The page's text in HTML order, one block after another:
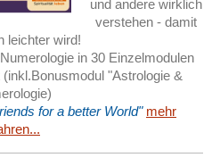
und andere wirklich
verstehen - damit
leichter wird!
in 30 Einzelmodulen
"Astrologie &
for a better World" mehr